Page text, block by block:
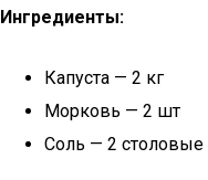
Ингредиенты:
Капуста — 2 кг
Морковь — 2 шт
Соль — 2